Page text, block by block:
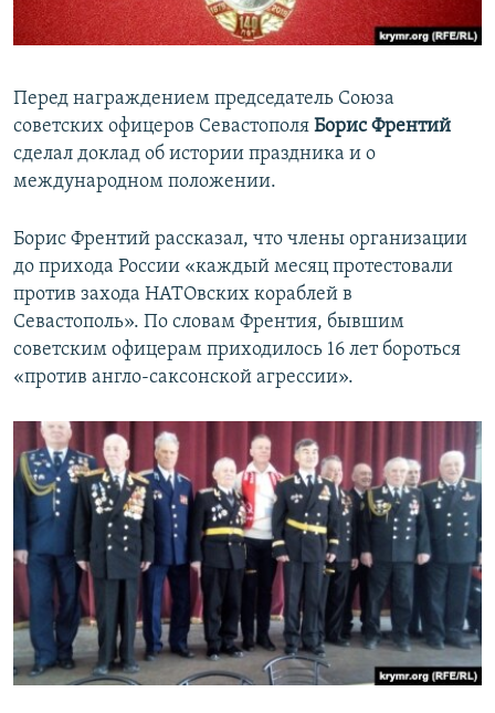
Перед награждением председатель Союза
советских офицеров Севастополя Борис Френтий
сделал доклад об истории праздника и о
международном положении.
Борис Френтий рассказал, что члены организации
до прихода России «каждый месяц протестовали
против захода НАТОвских кораблей в
Севастополь». По словам Френтия, бывшим
советским офицерам приходилось 16 лет бороться
«против англо-саксонской агрессии».